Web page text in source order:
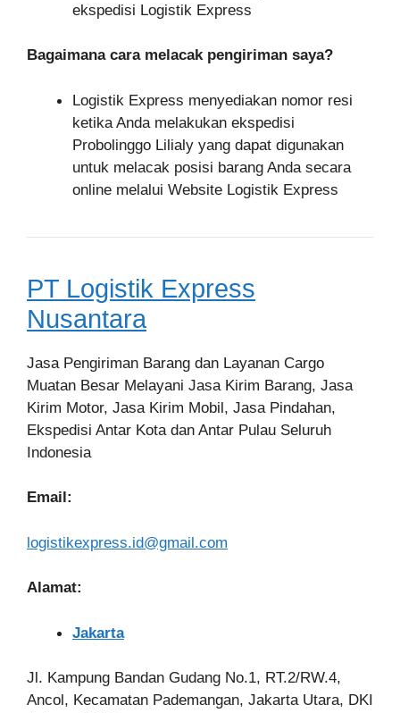
ekspedisi Logistik Express
Bagaimana cara melacak pengiriman saya?
Logistik Express menyediakan nomor resi
ketika Anda melakukan ekspedisi
Probolinggo Lilialy yang dapat digunakan
untuk melacak posisi barang Anda secara
online melalui Website Logistik Express
PT Logistik Express
Nusantara
Jasa Pengiriman Barang dan Layanan Cargo
Muatan Besar Melayani Jasa Kirim Barang, Jasa
Kirim Motor, Jasa Kirim Mobil, Jasa Pindahan,
Ekspedisi Antar Kota dan Antar Pulau Seluruh
Indonesia
Email:
logistikexpress.id@gmail.com
Alamat:
Jakarta
Jl. Kampung Bandan Gudang No.1, RT.2/RW.4,
Ancol, Kecamatan Pademangan, Jakarta Utara, DKI